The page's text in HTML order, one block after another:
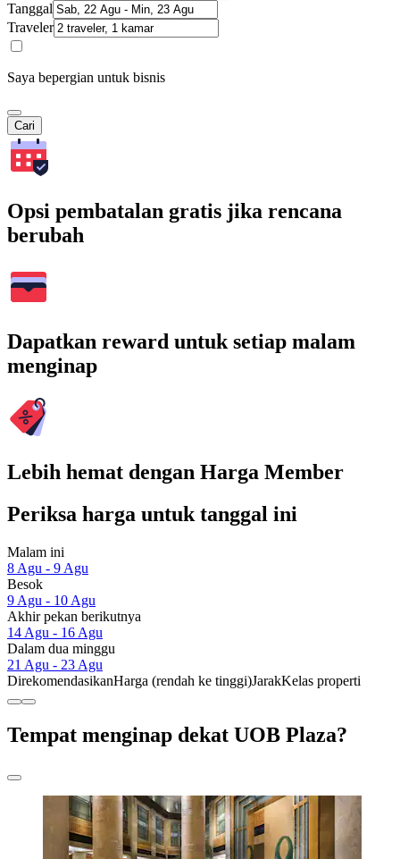
Tanggal
Traveler
Saya bepergian untuk bisnis
Cari
Opsi pembatalan gratis jika rencana
berubah
Dapatkan reward untuk setiap malam
menginap
Lebih hemat dengan Harga Member
Periksa harga untuk tanggal ini
Malam ini
8 Agu - 9 Agu
Besok
9 Agu - 10 Agu
Akhir pekan berikutnya
14 Agu - 16 Agu
Dalam dua minggu
21 Agu - 23 Agu
DirekomendasikanHarga (rendah ke tinggi)JarakKelas properti
Tempat menginap dekat UOB Plaza?